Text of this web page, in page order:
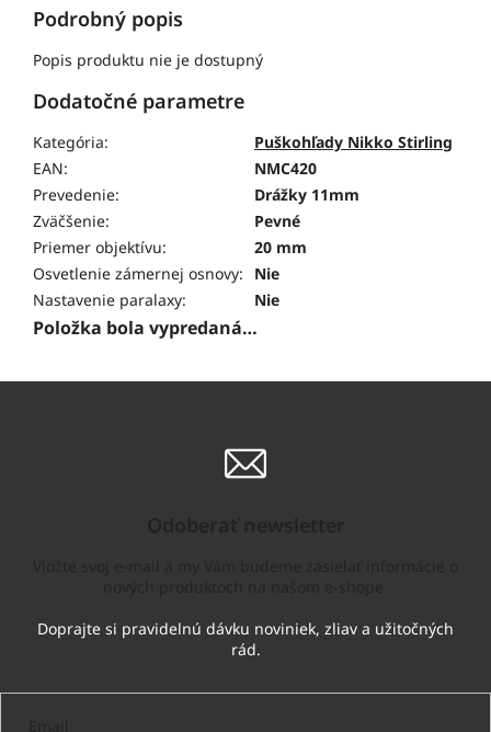
Podrobný popis
Popis produktu nie je dostupný
Dodatočné parametre
Kategória:
Puškohľady Nikko Stirling
EAN:
NMC420
Prevedenie:
Drážky 11mm
Zväčšenie:
Pevné
Priemer objektívu:
20 mm
Osvetlenie zámernej osnovy:
Nie
Nastavenie paralaxy: Nie
Položka bola vypredaná…